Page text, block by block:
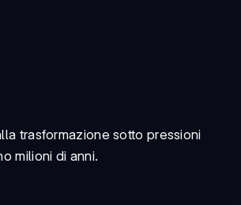
trasformazione sotto pressioni
milioni di anni.